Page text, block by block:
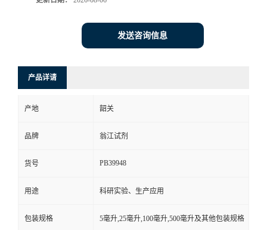
发送咨询信息
产品详请
产地 韶关
品牌 翁江试剂
货号 PB39948
用途 科研实验、生产应用
包装规格 5毫升,25毫升,100毫升,500毫升及其他包装规格